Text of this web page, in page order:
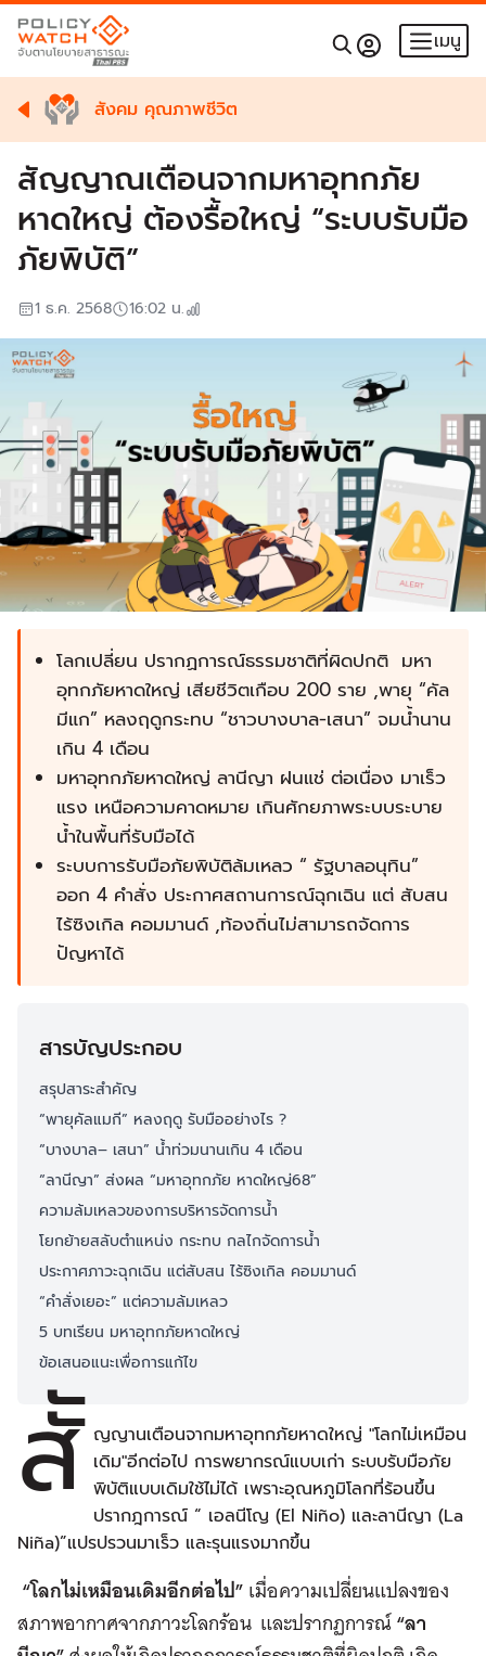
เมนู
สังคม คุณภาพชีวิต
สัญญาณเตือนจากมหาอุทกภัย
หาดใหญ่ ต้องรื้อใหญ่ “ระบบรับมือ
ภัยพิบัติ”
1 ธ.ค. 2568 16:02 น.
โลกเปลี่ยน ปรากฏการณ์ธรรมชาติที่ผิดปกติ มหา
อุทกภัยหาดใหญ่ เสียชีวิตเกือบ 200 ราย ,พายุ “คัล
มีแก” หลงฤดูกระทบ “ชาวบางบาล-เสนา” จมน้ำนาน
เกิน 4 เดือน
มหาอุทกภัยหาดใหญ่ ลานีญา ฝนแช่ ต่อเนื่อง มาเร็ว
แรง เหนือความคาดหมาย เกินศักยภาพระบบระบาย
น้ำในพื้นที่รับมือได้
ระบบการรับมือภัยพิบัติล้มเหลว “ รัฐบาลอนุทิน”
ออก 4 คำสั่ง ประกาศสถานการณ์ฉุกเฉิน แต่ สับสน
ไร้ซิงเกิล คอมมานด์ ,ท้องถิ่นไม่สามารถจัดการ
ปัญหาได้
สารบัญประกอบ
สรุปสาระสำคัญ
“พายุคัลแมกี” หลงฤดู รับมืออย่างไร ?
“บางบาล– เสนา” น้ำท่วมนานเกิน 4 เดือน
“ลานีญา” ส่งผล “มหาอุทกภัย หาดใหญ่68”
ความล้มเหลวของการบริหารจัดการน้ำ
โยกย้ายสลับตำแหน่ง กระทบ กลไกจัดการน้ำ
ประกาศภาวะฉุกเฉิน แต่สับสน ไร้ซิงเกิล คอมมานด์
“คำสั่งเยอะ” แต่ความล้มเหลว
5 บทเรียน มหาอุทกภัยหาดใหญ่
ข้อเสนอแนะเพื่อการแก้ไข
สัั ญญานเตือนจากมหาอุทกภัยหาดใหญ่ "โลกไม่เหมือน
เดิม"อีกต่อไป การพยากรณ์แบบเก่า ระบบรับมือภัย
พิบัติแบบเดิมใช้ไม่ได้ เพราะอุณหภูมิโลกที่ร้อนขึ้น
ปรากฎการณ์ “ เอลนีโญ (El Niño) และลานีญา (La
Niña)”แปรปรวนมาเร็ว และรุนแรงมากขึ้น
“โลกไม่เหมือนเดิมอีกต่อไป”เมื่อความเปลี่ยนแปลงของ
สภาพอากาศจากภาวะโลกร้อน และปรากฏการณ์“ลา